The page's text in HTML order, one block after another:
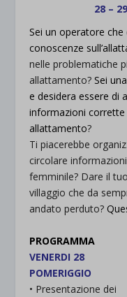
28 –
Sei un operatore
conoscenze
nelle problematiche
allattamento?Sei
e desidera essere di
informazioni
allattamento?
Ti piacerebbe
circolare
femminile? Dare il
villaggio che da
andato perduto?
PROGRAMMA
VENERDI 28
POMERIGGIO
• Presentazione dei